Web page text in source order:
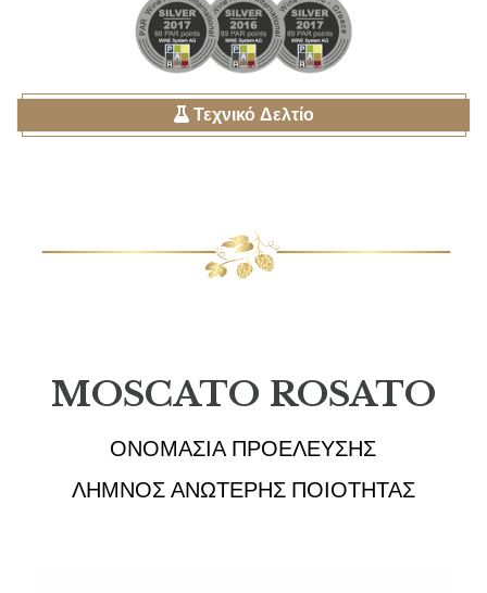
Τεχνικό Δελτίο
MOSCATO ROSATO
ΟΝΟΜΑΣΙΑ ΠΡΟΕΛΕΥΣΗΣ
ΛΗΜΝΟΣ ΑΝΩΤΕΡΗΣ ΠΟΙΟΤΗΤΑΣ